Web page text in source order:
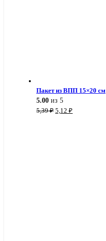
Пакет из ВПП 15×20 см
5.00 из 5
5,39₽ Первоначальная
5,12 ₽